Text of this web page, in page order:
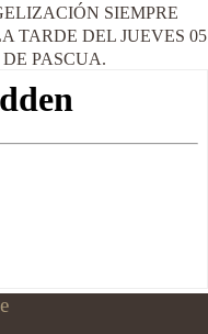
SIEMPRE
TARDE DEL JUEVES 05
PASCUA.